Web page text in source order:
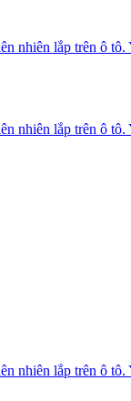
nhiên lắp trên ô
nhiên lắp trên ô
nhiên lắp trên ô